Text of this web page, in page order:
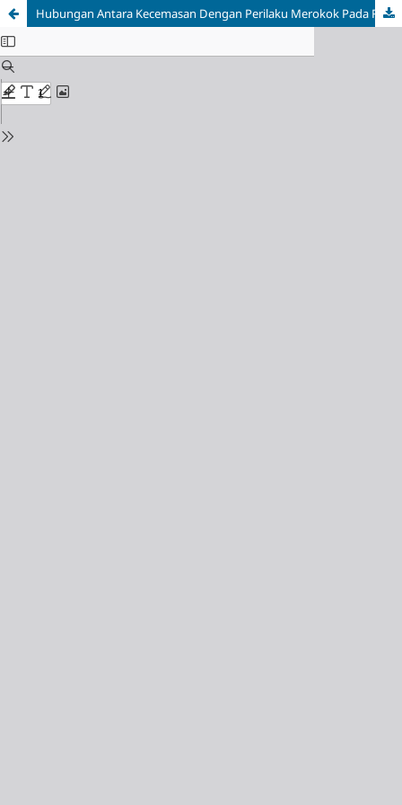
Hubungan Antara Kecemasan Dengan Perilaku Merokok Pada Remaja di Kecamatan Pakis Adji Kabupaten Jepara